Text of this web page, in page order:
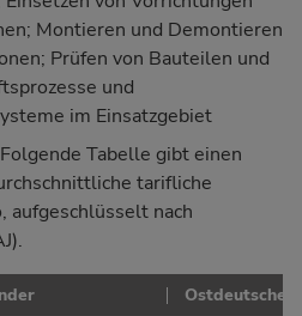
Montieren und Demontieren
Prüfen von Bauteilen und
und
im Einsatzgebiet
Folgende Tabelle gibt einen
tarifliche
aufgeschlüsselt nach
Ostdeutsche